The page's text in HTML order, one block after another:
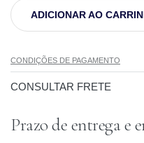
ADICIONAR AO
CONDIÇÕES DE PAGAMENTO
CONSULTAR FRETE
Prazo de entrega e